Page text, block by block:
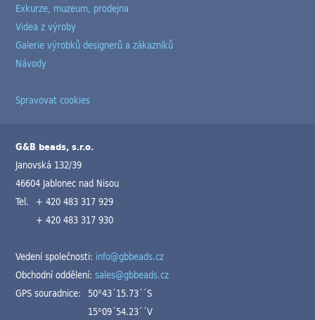
Exkurze, muzeum, prodejna
Videa z výroby
Galerie výrobků designerů a zákazníků
Návody
Spravovat cookies
G&B beads, s.r.o.
Janovská 132/39
46604 Jablonec nad Nisou
Tel. + 420 483 317 929
+ 420 483 317 930
Vedení společnosti: info@gbbeads.cz
Obchodní oddělení:sales@gbbeads.cz
GPS souradnice: 50°43´15.73´´S
15°09´54.23´´V